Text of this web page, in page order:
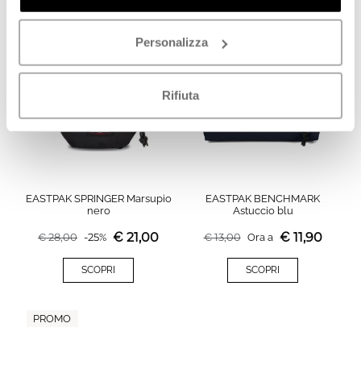
Personalizza
Rifiuta
EASTPAK SPRINGER Marsupio
nero
€28,00 -25% € 21,00
SCOPRI
EASTPAK BENCHMARK
Astuccio blu
€13,00 Ora a € 11,90
SCOPRI
PROMO